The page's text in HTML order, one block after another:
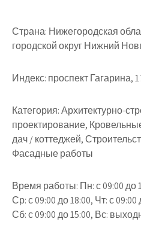
Страна: Нижегородская
городской округ Нижний
Индекс: проспект Гагарина,
Категория: Архитектурно-
проектирование,
дач / коттеджей,
Фасадные работы
Время работы: Пн: с 09:00 до
Ср: с 09:00 до 18:00, Чт: с 09:00
Сб: с 09:00 до 15:00, Вс: